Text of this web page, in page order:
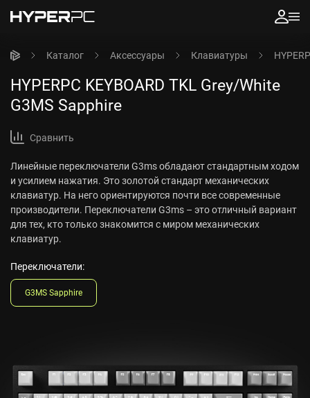
Каталог Аксессуары Клавиатуры
HYPERPC KEYBOARD TKL Grey/White
G3MS Sapphire
Сравнить
Линейные переключатели G3ms обладают стандартным ходом
и усилием нажатия. Это золотой стандарт механических
клавиатур. На него ориентируются почти все современные
производители. Переключатели G3ms – это отличный вариант
для тех, кто только знакомится с миром механических
клавиатур.
Переключатели:
G3MS Sapphire